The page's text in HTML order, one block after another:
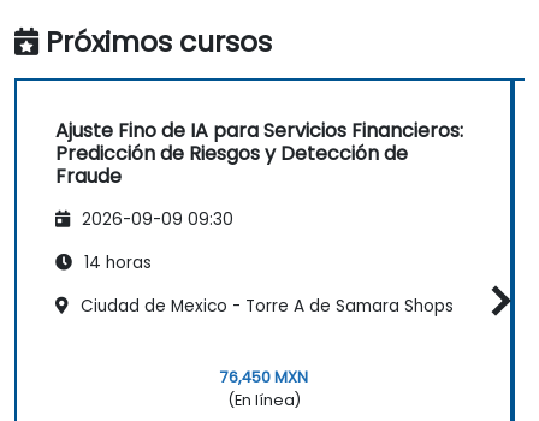
Próximos cursos
Ajuste Fino de IA para Servicios Financieros:
Predicción de Riesgos y Detección de
Fraude
2026-09-09 09:30
14 horas
Ciudad de Mexico - Torre A de Samara Shops
76,450 MXN
(En línea)